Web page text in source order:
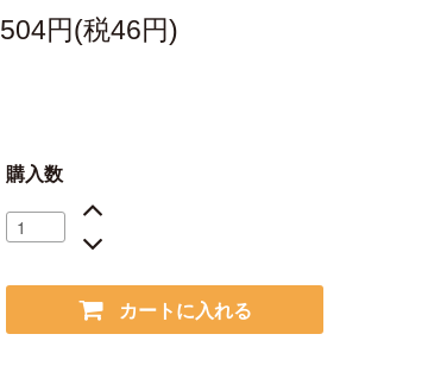
504円(税46円)
購入数
カートに入れる